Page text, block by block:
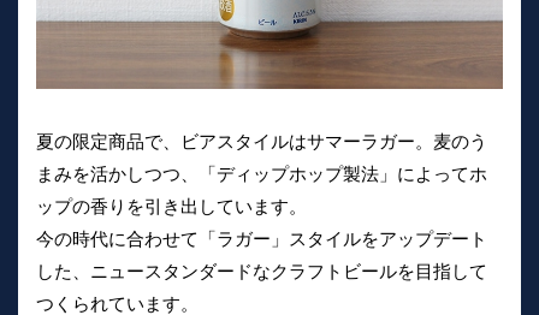
夏の限定商品で、ビアスタイルはサマーラガー。麦のう
まみを活かしつつ、「ディップホップ製法」によってホ
ップの香りを引き出しています。
今の時代に合わせて「ラガー」スタイルをアップデート
した、ニュースタンダードなクラフトビールを目指して
つくられています。